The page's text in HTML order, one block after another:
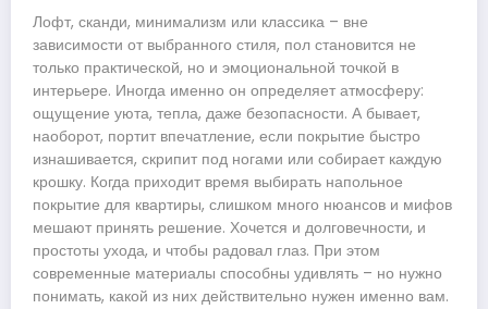
Лофт, сканди, минимализм или классика – вне
зависимости от выбранного стиля, пол становится не
только практической, но и эмоциональной точкой в
интерьере. Иногда именно он определяет атмосферу:
ощущение уюта, тепла, даже безопасности. А бывает,
наоборот, портит впечатление, если покрытие быстро
изнашивается, скрипит под ногами или собирает каждую
крошку. Когда приходит время выбирать напольное
покрытие для квартиры, слишком много нюансов и мифов
мешают принять решение. Хочется и долговечности, и
простоты ухода, и чтобы радовал глаз. При этом
современные материалы способны удивлять – но нужно
понимать, какой из них действительно нужен именно вам.